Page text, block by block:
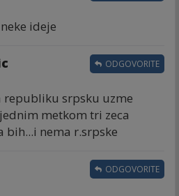
ideje
srpsku uzme
metkom tri zeca
bih...i nema r.srpske
ODGOVORITE
ODGOVORITE